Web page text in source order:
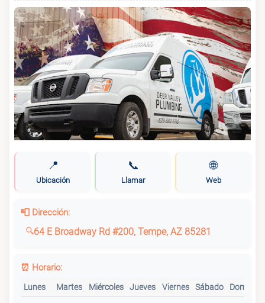
📍
Ubicación
📞
Llamar
🌐
Web
📮 Dirección:
64 E Broadway Rd #200, Tempe, AZ 85281
⏰ Horario:
Lunes Martes Miércoles Jueves Viernes Sábado Domingo